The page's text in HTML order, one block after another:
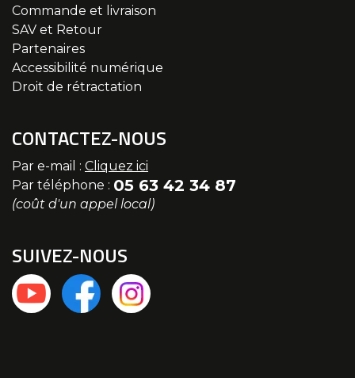
Commande et livraison
SAV et Retour
Partenaires
Accessibilité numérique
Droit de rétractation
CONTACTEZ-NOUS
Par e-mail : Cliquez ici
Par téléphone : 05 63 42 34 87
(coût d'un appel local)
SUIVEZ-NOUS